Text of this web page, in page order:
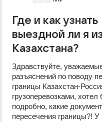
Где и как узнать
выездной ли я
Казахстана?
Здравствуйте,
разъяснений по поводу
границы Казахстан-
грузоперевозками, хотел
подробно, какие
пересечения границы?! У